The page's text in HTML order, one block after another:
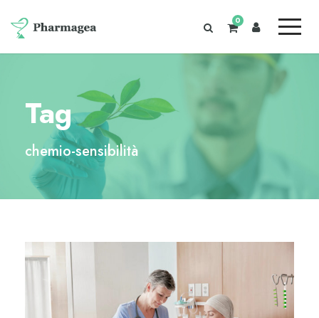
0
Tag
chemio-sensibilità